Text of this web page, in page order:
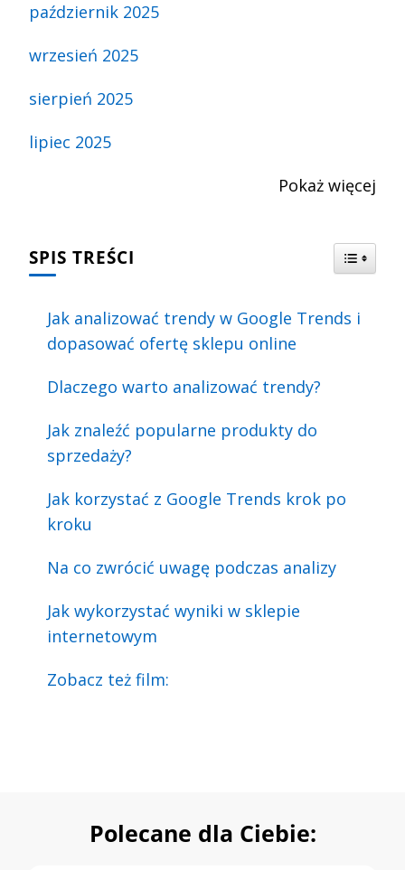
październik 2025
wrzesień 2025
sierpień 2025
lipiec 2025
Pokaż więcej
SPIS TREŚCI
Jak analizować trendy w Google Trends i
dopasować ofertę sklepu online
Dlaczego warto analizować trendy?
Jak znaleźć popularne produkty do
sprzedaży?
Jak korzystać z Google Trends krok po
kroku
Na co zwrócić uwagę podczas analizy
Jak wykorzystać wyniki w sklepie
internetowym
Zobacz też film:
Polecane dla Ciebie: